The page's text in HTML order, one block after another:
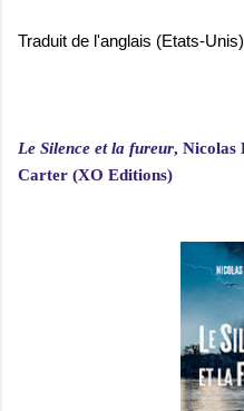
Traduit de l'anglais (Etats-
Le Silence et la fureur, Nicolas
Carter (XO Editions)